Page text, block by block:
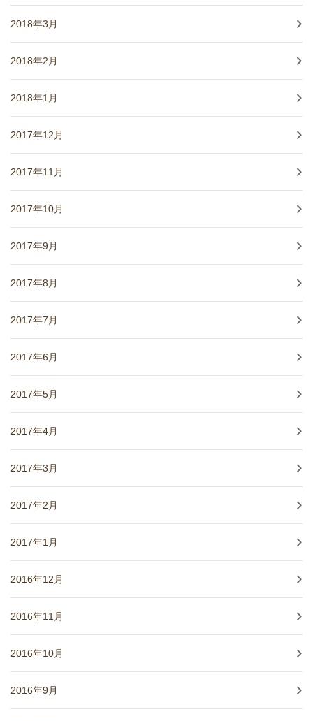
2018年3月
2018年2月
2018年1月
2017年12月
2017年11月
2017年10月
2017年9月
2017年8月
2017年7月
2017年6月
2017年5月
2017年4月
2017年3月
2017年2月
2017年1月
2016年12月
2016年11月
2016年10月
2016年9月